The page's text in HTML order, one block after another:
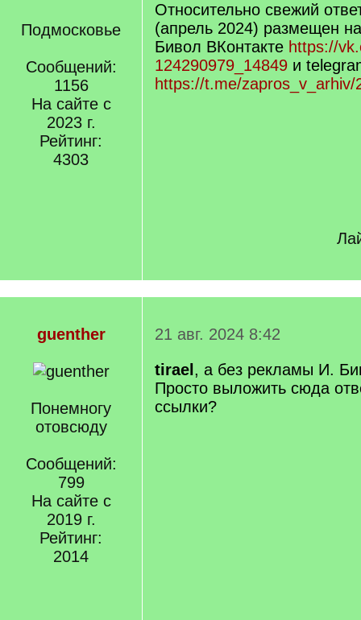
Подмосковье
Сообщений:
1156
На сайте с
2023 г.
Рейтинг:
4303
Относительно свежий
(апрель 2024) размещен
Бивол ВКонтакте https://
124290979_14849 и
https://t.me/zapros_v_arhiv/
guenther
Понемногу
отовсюду
Сообщений:
799
На сайте с
2019 г.
Рейтинг:
2014
21 авг. 2024 8:42
tirael , а без рекламы И.
Просто выложить сюда
ссылки?